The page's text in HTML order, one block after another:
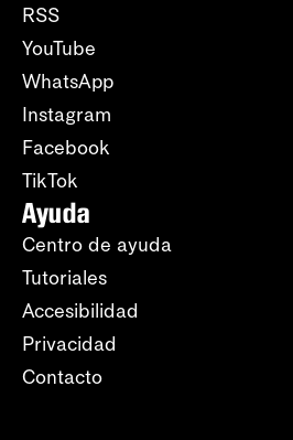
RSS
YouTube
WhatsApp
Instagram
Facebook
TikTok
Ayuda
Centro de ayuda
Tutoriales
Accesibilidad
Privacidad
Contacto